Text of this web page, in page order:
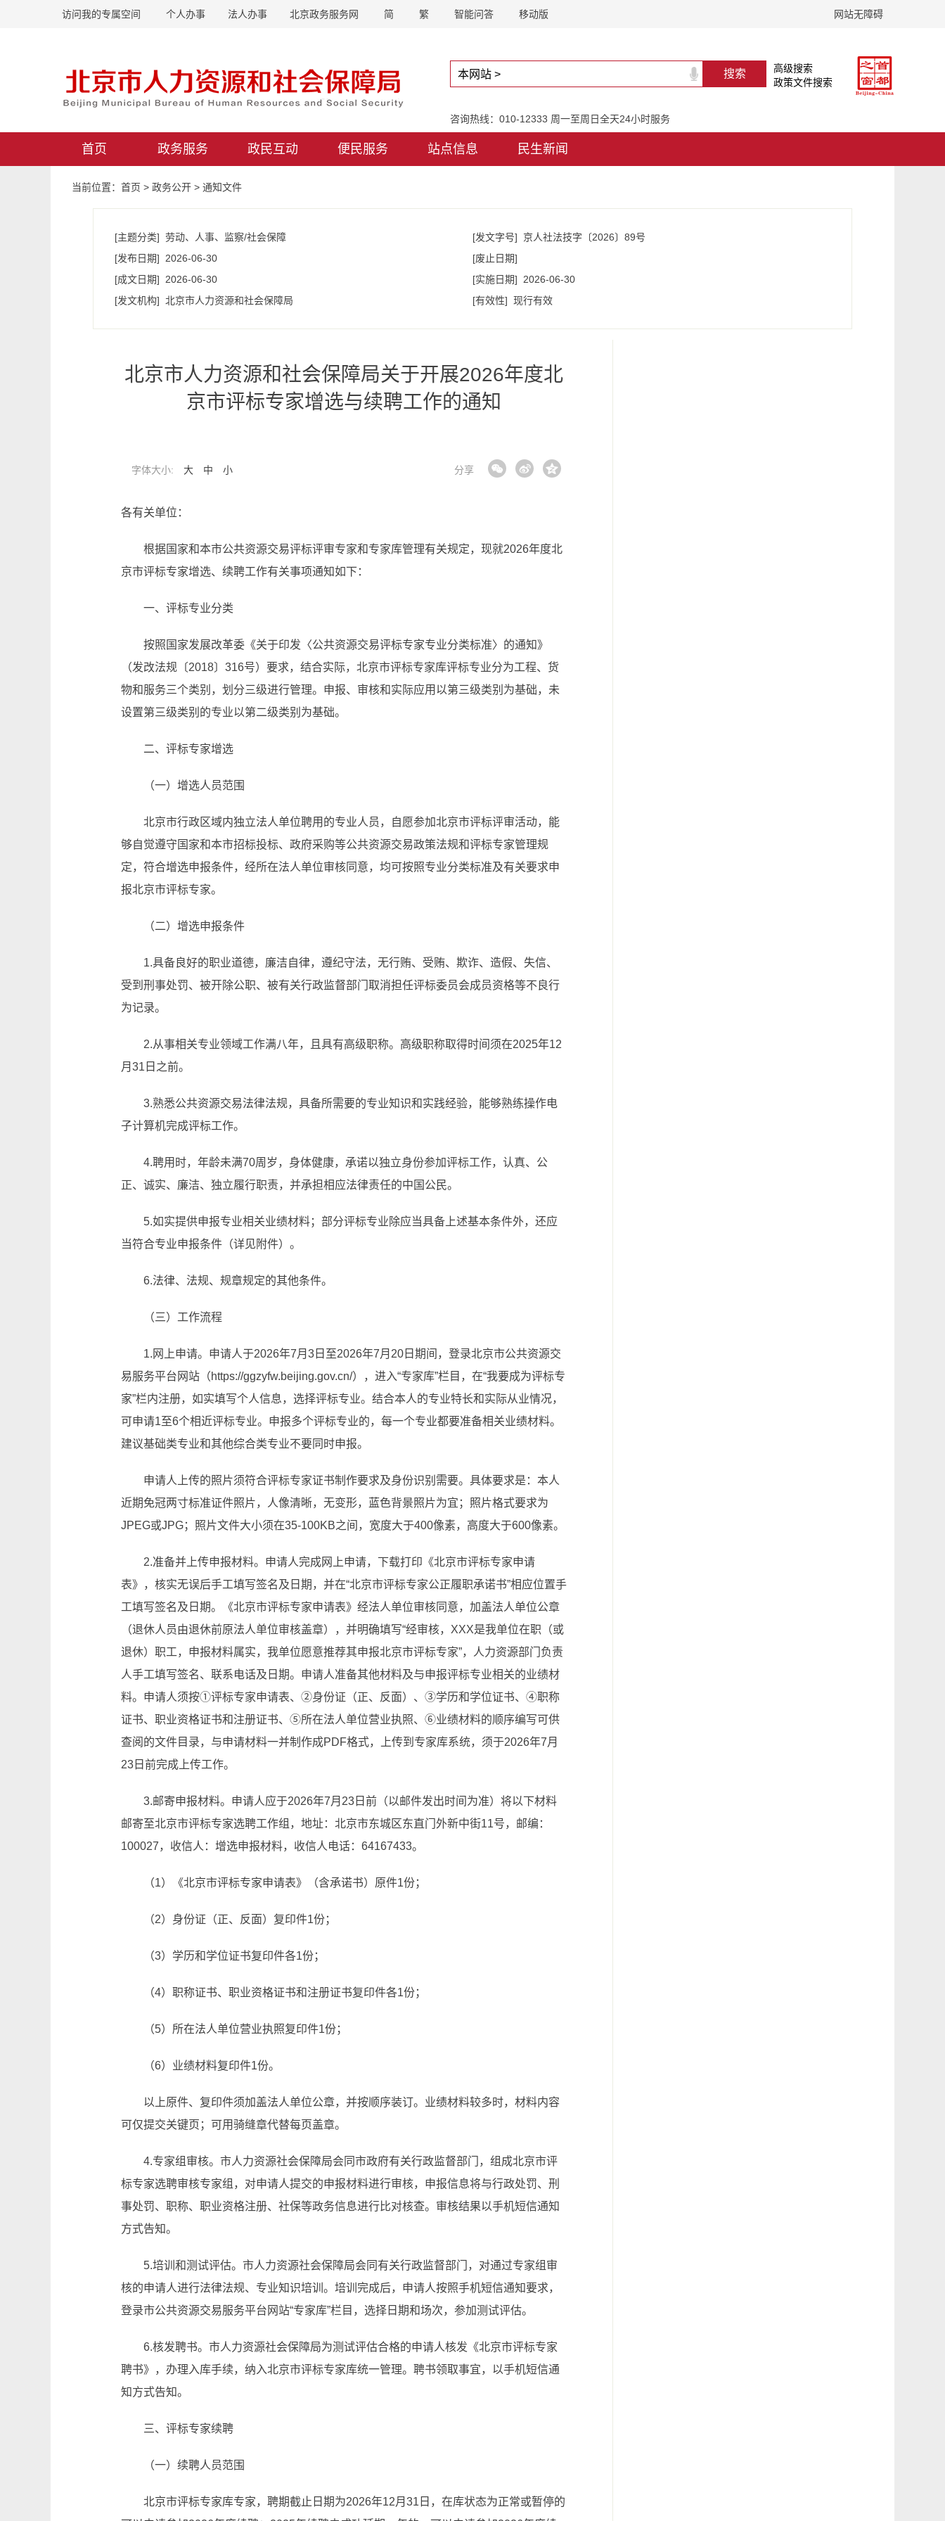
访问我的专属空间 个人办事 法人办事 北京政务服务网 简 繁 智能问答 移动版 网站无障碍
高级搜索
政策文件搜索
咨询热线：010-12333 周一至周日全天24小时服务
首页 政务服务 政民互动 便民服务 站点信息 民生新闻
当前位置： 首页 > 政务公开 > 通知文件
[主题分类] 劳动、人事、监察/社会保障 [发文字号]
京人社法技字〔2026〕89号
[发布日期]
2026-06-30
[废止日期]
[成文日期]
2026-06-30 [实施日期]
2026-06-30
[发文机构]
北京市人力资源和社会保障局 [有效性] 现行有效
北京市人力资源和社会保障局关于开展2026年度北
京市评标专家增选与续聘工作的通知
字体大小: 大 中 小 分享
各有关单位：
根据国家和本市公共资源交易评标评审专家和专家库管理有关规定，现就2026年度北
京市评标专家增选、续聘工作有关事项通知如下：
一、评标专业分类
按照国家发展改革委《关于印发〈公共资源交易评标专家专业分类标准〉的通知》
（发改法规〔2018〕316号）要求，结合实际，北京市评标专家库评标专业分为工程、货
物和服务三个类别，划分三级进行管理。申报、审核和实际应用以第三级类别为基础，未
设置第三级类别的专业以第二级类别为基础。
二、评标专家增选
（一）增选人员范围
北京市行政区域内独立法人单位聘用的专业人员，自愿参加北京市评标评审活动，能
够自觉遵守国家和本市招标投标、政府采购等公共资源交易政策法规和评标专家管理规
定，符合增选申报条件，经所在法人单位审核同意，均可按照专业分类标准及有关要求申
报北京市评标专家。
（二）增选申报条件
1.具备良好的职业道德，廉洁自律，遵纪守法，无行贿、受贿、欺诈、造假、失信、
受到刑事处罚、被开除公职、被有关行政监督部门取消担任评标委员会成员资格等不良行
为记录。
2.从事相关专业领域工作满八年，且具有高级职称。高级职称取得时间须在2025年12
月31日之前。
3.熟悉公共资源交易法律法规，具备所需要的专业知识和实践经验，能够熟练操作电
子计算机完成评标工作。
4.聘用时，年龄未满70周岁，身体健康，承诺以独立身份参加评标工作，认真、公
正、诚实、廉洁、独立履行职责，并承担相应法律责任的中国公民。
5.如实提供申报专业相关业绩材料；部分评标专业除应当具备上述基本条件外，还应
当符合专业申报条件（详见附件）。
6.法律、法规、规章规定的其他条件。
（三）工作流程
1.网上申请。申请人于2026年7月3日至2026年7月20日期间，登录北京市公共资源交
易服务平台网站（https://ggzyfw.beijing.gov.cn/），进入“专家库”栏目，在“我要成为评标专
家”栏内注册，如实填写个人信息，选择评标专业。结合本人的专业特长和实际从业情况，
可申请1至6个相近评标专业。申报多个评标专业的，每一个专业都要准备相关业绩材料。
建议基础类专业和其他综合类专业不要同时申报。
申请人上传的照片须符合评标专家证书制作要求及身份识别需要。具体要求是：本人
近期免冠两寸标准证件照片，人像清晰，无变形，蓝色背景照片为宜；照片格式要求为
JPEG或JPG；照片文件大小须在35-100KB之间，宽度大于400像素，高度大于600像素。
2.准备并上传申报材料。申请人完成网上申请，下载打印《北京市评标专家申请
表》，核实无误后手工填写签名及日期，并在“北京市评标专家公正履职承诺书”相应位置手
工填写签名及日期。《北京市评标专家申请表》经法人单位审核同意，加盖法人单位公章
（退休人员由退休前原法人单位审核盖章），并明确填写“经审核，XXX是我单位在职（或
退休）职工，申报材料属实，我单位愿意推荐其申报北京市评标专家”，人力资源部门负责
人手工填写签名、联系电话及日期。申请人准备其他材料及与申报评标专业相关的业绩材
料。申请人须按①评标专家申请表、②身份证（正、反面）、③学历和学位证书、④职称
证书、职业资格证书和注册证书、⑤所在法人单位营业执照、⑥业绩材料的顺序编写可供
查阅的文件目录，与申请材料一并制作成PDF格式，上传到专家库系统，须于2026年7月
23日前完成上传工作。
3.邮寄申报材料。申请人应于2026年7月23日前（以邮件发出时间为准）将以下材料
邮寄至北京市评标专家选聘工作组，地址：北京市东城区东直门外新中街11号，邮编：
100027，收信人：增选申报材料，收信人电话：64167433。
（1）《北京市评标专家申请表》（含承诺书）原件1份；
（2）身份证（正、反面）复印件1份；
（3）学历和学位证书复印件各1份；
（4）职称证书、职业资格证书和注册证书复印件各1份；
（5）所在法人单位营业执照复印件1份；
（6）业绩材料复印件1份。
以上原件、复印件须加盖法人单位公章，并按顺序装订。业绩材料较多时，材料内容
可仅提交关键页；可用骑缝章代替每页盖章。
4.专家组审核。市人力资源社会保障局会同市政府有关行政监督部门，组成北京市评
标专家选聘审核专家组，对申请人提交的申报材料进行审核，申报信息将与行政处罚、刑
事处罚、职称、职业资格注册、社保等政务信息进行比对核查。审核结果以手机短信通知
方式告知。
5.培训和测试评估。市人力资源社会保障局会同有关行政监督部门，对通过专家组审
核的申请人进行法律法规、专业知识培训。培训完成后，申请人按照手机短信通知要求，
登录市公共资源交易服务平台网站“专家库”栏目，选择日期和场次，参加测试评估。
6.核发聘书。市人力资源社会保障局为测试评估合格的申请人核发《北京市评标专家
聘书》，办理入库手续，纳入北京市评标专家库统一管理。聘书领取事宜，以手机短信通
知方式告知。
三、评标专家续聘
（一）续聘人员范围
北京市评标专家库专家，聘期截止日期为2026年12月31日，在库状态为正常或暂停的